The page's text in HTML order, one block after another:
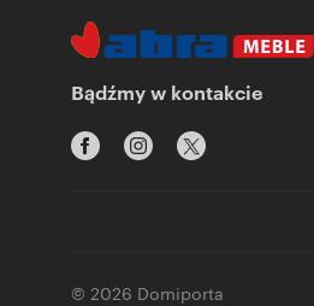
Bądźmy w kontakcie
© 2026 Domiporta